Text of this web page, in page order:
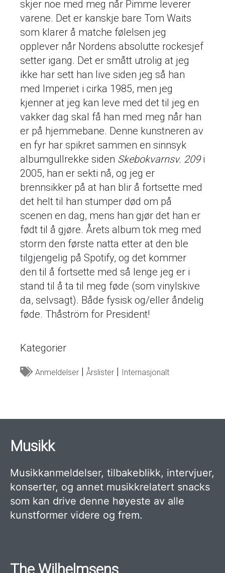
skjer noe med meg når Pimme leverer
varene. Det er kanskje bare Tom Waits
som klarer å matche følelsen jeg
opplever når Nordens absolutte rockesjef
setter igang. Det er smått utrolig at jeg
ikke har sett han live siden jeg så han
med Imperiet i cirka 1985, men jeg
kjenner at jeg kan leve med det til jeg en
vakker dag skal få han med meg når han
er på hjemmebane. Denne kunstneren av
en fyr har spikret sammen en sinnsyk
albumgullrekke siden Skebokvarnsv. 209i
2005, han er sekti nå, og jeg er
brennsikker på at han blir å fortsette med
det helt til han stumper død om på
scenen en dag, mens han gjør det han er
født til å gjøre. Årets album tok meg med
storm den første natta etter at den ble
tilgjengelig på Spotify, og det kommer
den til å fortsette med så lenge jeg er i
stand til å ta til meg føde (som vinylskive
da, selvsagt). Både fysisk og/eller åndelig
føde. Thåström for President!
Kategorier
Anmeldelser Årslister Internasjonalt
Musikk
Musikkanmeldelser, tilbakeblikk, intervjuer,
konserter, og annet musikkrelatert snacks
som kan drive denne høyeste av alle
kunstformer videre og frem.
The Wilhelmsens